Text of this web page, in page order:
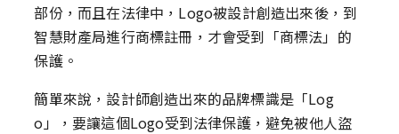
部份，而且在法律中，Logo被設計創造出來後，到
智慧財產局進行商標註冊，才會受到「商標法」的
保護。
簡單來說，設計師創造出來的品牌標識是「Log
o」，要讓這個Logo受到法律保護，避免被他人盜